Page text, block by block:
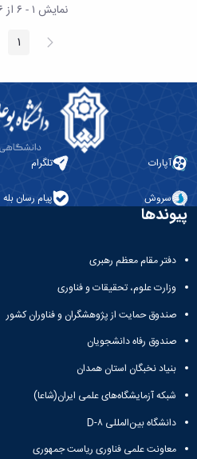
نمایش ۱ - ۶ از ۶ نتیجه
پیغام
قبلی صفحه1
آپارات تلگرام
سروش پیام رسان بله
پیوندها
دفتر مقام معظم رهبری
وزارت علوم، تحقیقات و فناوری
صندوق حمایت از پژوهشگران و فناوران کشور
صندوق رفاه دانشجویان
بنیاد نخبگان استان همدان
شبکه آزمایشگاه‌های علمی ایران(شاعا)
دانشگاه بین‌المللی D-۸
معاونت علمی فناوری ریاست جمهوری